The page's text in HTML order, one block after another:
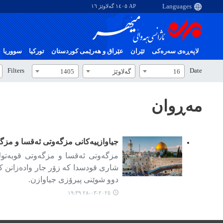
AP ١٤٠٥ گەلاوێژ ١٦
لاپەڕەی سەرەکی ئێران عێراق و هەرێمی کوردستان تورکیا سووریا
Date
16 گەلاوێژ 1405
Filters
مەڕوان
جیاوازییەکانی مزگەوتی ئەقسا و
مزگەوتی ئەقسا و مزگەوتی
شاری قودسدا کە زۆر جار وادەزانن
دوو شوێنی پیرۆزی جیاوازن.
٢٠٢٥-٠٣-٢٨ ١٩:٣٩